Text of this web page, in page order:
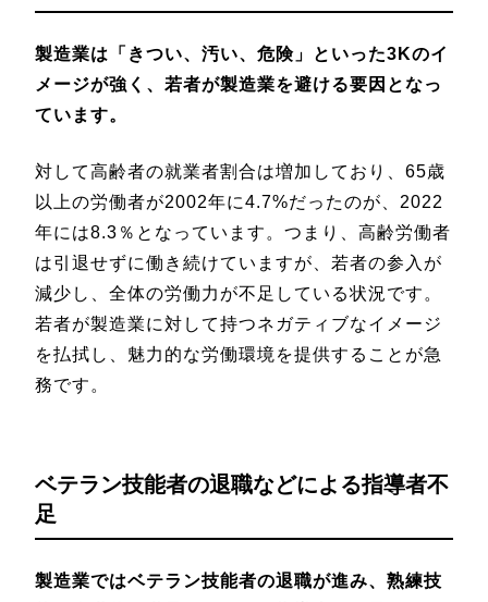
製造業は「きつい、汚い、危険」といった3Kのイ
メージが強く、若者が製造業を避ける要因となっ
ています。
対して高齢者の就業者割合は増加しており、65歳
以上の労働者が2002年に4.7%だったのが、2022
年には8.3％となっています。つまり、高齢労働者
は引退せずに働き続けていますが、若者の参入が
減少し、全体の労働力が不足している状況です。
若者が製造業に対して持つネガティブなイメージ
を払拭し、魅力的な労働環境を提供することが急
務です。
ベテラン技能者の退職などによる指導者不
足
製造業ではベテラン技能者の退職が進み、熟練技